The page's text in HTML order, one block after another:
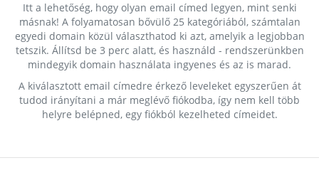
Itt a lehetőség, hogy olyan email címed legyen, mint senki
másnak! A folyamatosan bővülő 25 kategóriából, számtalan
egyedi domain közül választhatod ki azt, amelyik a legjobban
tetszik. Állítsd be 3 perc alatt, és használd - rendszerünkben
mindegyik domain használata ingyenes és az is marad.
A kiválasztott email címedre érkező leveleket egyszerűen át
tudod irányítani a már meglévő fiókodba, így nem kell több
helyre belépned, egy fiókból kezelheted címeidet.